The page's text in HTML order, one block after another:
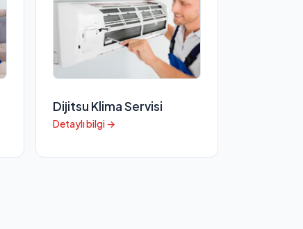
Dijitsu Klima Servisi
Detaylı bilgi →